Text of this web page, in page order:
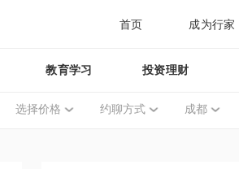
首页 成为行家
教育学习 投资理财
选择价格 约聊方式 成都